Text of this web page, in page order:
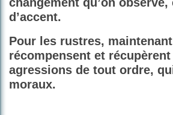
d’accent.
Pour les rustres,
récompensent et
agressions de tout ordre,
moraux.